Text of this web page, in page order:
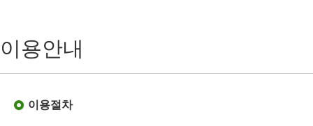
이용안내
이용절차